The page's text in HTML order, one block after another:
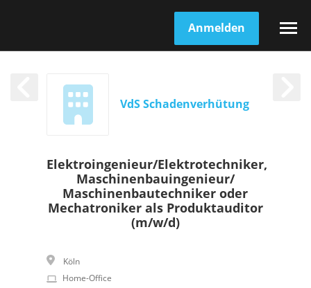
Anmelden
VdS Schadenverhütung
Elektroingenieur/Elektrotechniker,
Maschinenbauingenieur/
Maschinenbautechniker oder
Mechatroniker als Produktauditor
(m/w/d)
Köln
Home-Office